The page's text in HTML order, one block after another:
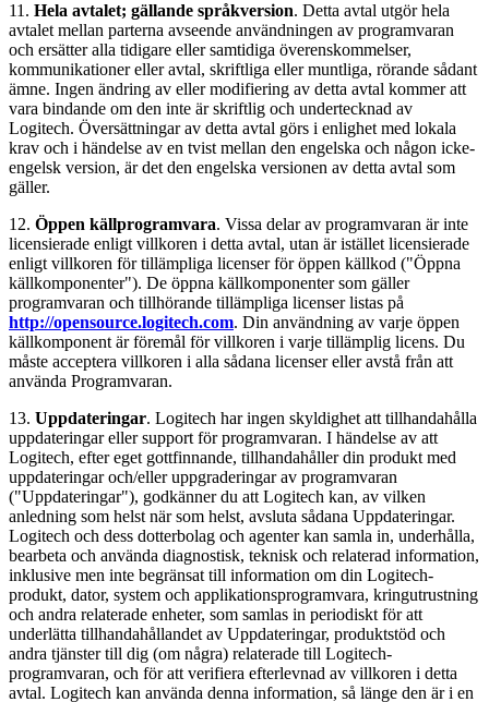
11. Hela avtalet; gällande språkversion. Detta avtal utgör hela
avtalet mellan parterna avseende användningen av programvaran
och ersätter alla tidigare eller samtidiga överenskommelser,
kommunikationer eller avtal, skriftliga eller muntliga, rörande sådant
ämne. Ingen ändring av eller modifiering av detta avtal kommer att
vara bindande om den inte är skriftlig och undertecknad av
Logitech. Översättningar av detta avtal görs i enlighet med lokala
krav och i händelse av en tvist mellan den engelska och någon icke-
engelsk version, är det den engelska versionen av detta avtal som
gäller.
12. Öppen källprogramvara. Vissa delar av programvaran är inte
licensierade enligt villkoren i detta avtal, utan är istället licensierade
enligt villkoren för tillämpliga licenser för öppen källkod ("Öppna
källkomponenter"). De öppna källkomponenter som gäller
programvaran och tillhörande tillämpliga licenser listas på
http://opensource.logitech.com. Din användning av varje öppen
källkomponent är föremål för villkoren i varje tillämplig licens. Du
måste acceptera villkoren i alla sådana licenser eller avstå från att
använda Programvaran.
13. Uppdateringar. Logitech har ingen skyldighet att tillhandahålla
uppdateringar eller support för programvaran. I händelse av att
Logitech, efter eget gottfinnande, tillhandahåller din produkt med
uppdateringar och/eller uppgraderingar av programvaran
("Uppdateringar"), godkänner du att Logitech kan, av vilken
anledning som helst när som helst, avsluta sådana Uppdateringar.
Logitech och dess dotterbolag och agenter kan samla in, underhålla,
bearbeta och använda diagnostisk, teknisk och relaterad information,
inklusive men inte begränsat till information om din Logitech-
produkt, dator, system och applikationsprogramvara, kringutrustning
och andra relaterade enheter, som samlas in periodiskt för att
underlätta tillhandahållandet av Uppdateringar, produktstöd och
andra tjänster till dig (om några) relaterade till Logitech-
programvaran, och för att verifiera efterlevnad av villkoren i detta
avtal. Logitech kan använda denna information, så länge den är i en